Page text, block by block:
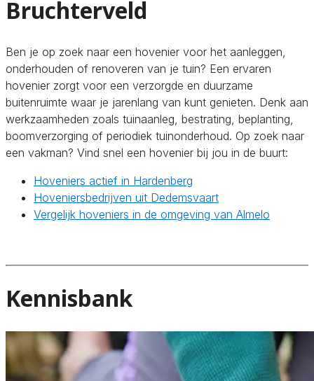
Bruchterveld
Ben je op zoek naar een hovenier voor het aanleggen,
onderhouden of renoveren van je tuin? Een ervaren
hovenier zorgt voor een verzorgde en duurzame
buitenruimte waar je jarenlang van kunt genieten. Denk aan
werkzaamheden zoals tuinaanleg, bestrating, beplanting,
boomverzorging of periodiek tuinonderhoud. Op zoek naar
een vakman? Vind snel een hovenier bij jou in de buurt:
Hoveniers actief in Hardenberg
Hoveniersbedrijven uit Dedemsvaart
Vergelijk hoveniers in de omgeving van Almelo
Kennisbank